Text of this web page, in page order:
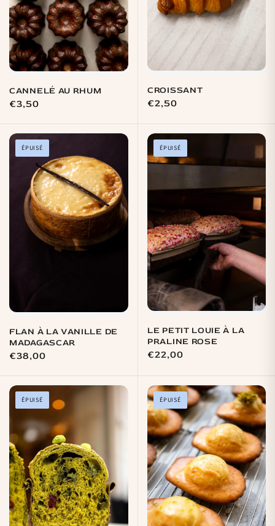
CANNELÉ AU RHUM
Prix
€3,50
CROISSANT
Prix
€2,50
ÉPUISÉ
FLAN À LA VANILLE DE
MADAGASCAR
Prix
€38,00
ÉPUISÉ
LE PETIT LOUIE À LA
PRALINE ROSE
Prix
€22,00
ÉPUISÉ ÉPUISÉ